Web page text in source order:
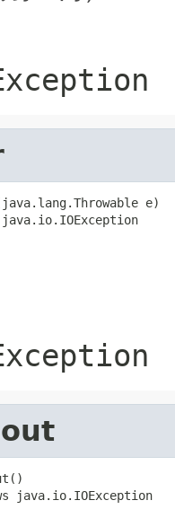
e)
java.io.IOException